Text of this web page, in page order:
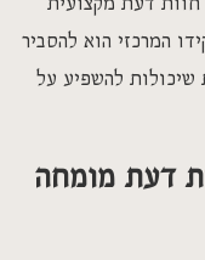
המרכזי הוא להסביר
שיכולות להשפיע על
דעת מומחה